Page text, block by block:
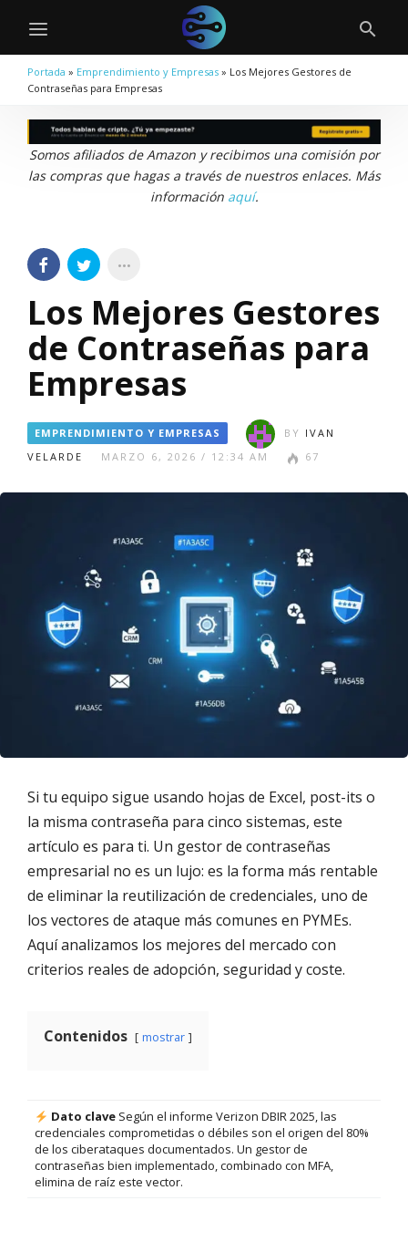
Portada » Emprendimiento y Empresas » Los Mejores Gestores de
Contraseñas para Empresas
Somos afiliados de Amazon y recibimos una comisión por
las compras que hagas a través de nuestros enlaces. Más
información aquí.
Los Mejores Gestores
de Contraseñas para
Empresas
EMPRENDIMIENTO Y EMPRESAS BY IVAN
VELARDE
MARZO 6, 2026 / 12:34 AM 67
Si tu equipo sigue usando hojas de Excel, post-its o
la misma contraseña para cinco sistemas, este
artículo es para ti. Un gestor de contraseñas
empresarial no es un lujo: es la forma más rentable
de eliminar la reutilización de credenciales, uno de
los vectores de ataque más comunes en PYMEs.
Aquí analizamos los mejores del mercado con
criterios reales de adopción, seguridad y coste.
Contenidos mostrar
Dato claveSegún el informe Verizon DBIR 2025, las
credenciales comprometidas o débiles son el origen del 80%
de los ciberataques documentados. Un gestor de
contraseñas bien implementado, combinado con MFA,
elimina de raíz este vector.